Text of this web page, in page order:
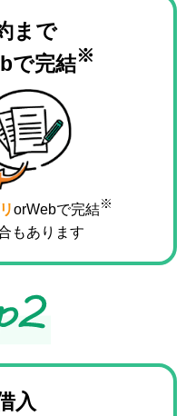
まで
で完結※
orWebで完結※
もあります
入